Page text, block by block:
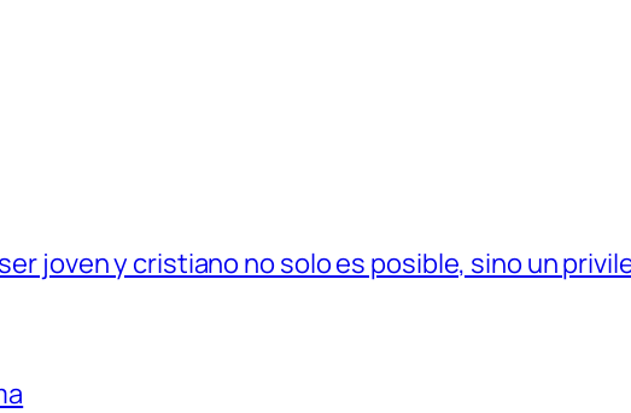
joven y cristiano no solo es posible, sino un